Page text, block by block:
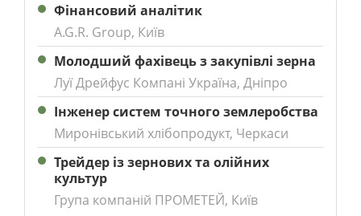
Фінансовий аналітик
A.G.R. Group, Київ
Молодший фахівець з закупівлі зерна
Луї Дрейфус Компані Україна, Дніпро
Інженер систем точного землеробства
Миронівський хлібопродукт, Черкаси
Трейдер із зернових та олійних
культур
Група компаній ПРОМЕТЕЙ, Київ